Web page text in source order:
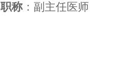
职称：副主任医师